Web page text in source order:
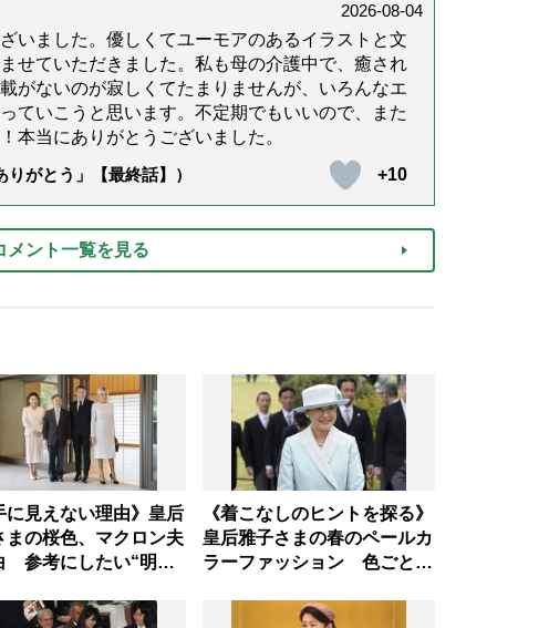
2026-08-04
いました。優しくてユーモアのあるイラストと文
せていただきました。私も母の介護中で、癒され
がないのが寂しくてたまりませんが、いろんなエ
ていこうと思います。不定期でもいいので、また
本当にありがとうございました。
がとう」【最終話】）
+10
メント一覧を見る
に見えない理由》皇后
まの桜色、マクロン夫
参考にしたい“明る
《着こなしのヒントを探る》
皇后雅子さまの春のペールカ
ラーファッション 色ごとに